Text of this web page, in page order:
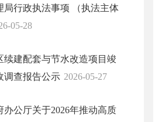
局行政执法事项 （执法主体
05-28
续建配套与节水改造项目竣
调查报告公示 2026-05-27
办公厅关于2026年推动高质